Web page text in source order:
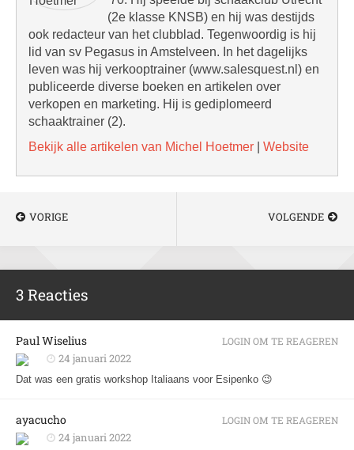
(2e klasse KNSB) en hij was destijds
ook redacteur van het clubblad. Tegenwoordig is hij
lid van sv Pegasus in Amstelveen. In het dagelijks
leven was hij verkooptrainer (www.salesquest.nl) en
publiceerde diverse boeken en artikelen over
verkopen en marketing. Hij is gediplomeerd
schaaktrainer (2).
Bekijk alle artikelen van Michel Hoetmer
Website
VORIGE VOLGENDE
3 Reacties
Paul Wiselius
24 januari 2022
Dat was een gratis workshop Italiaans voor Esipenko 😉
LOGIN OM TE REAGEREN
ayacucho
24 januari 2022
LOGIN OM TE REAGEREN